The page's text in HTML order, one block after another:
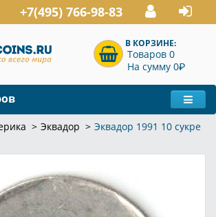
+7(495) 766-98-83
В КОРЗИНЕ:
Товаров 0
На сумму 0P
Эквадор Эквадор 1991 10 сукре